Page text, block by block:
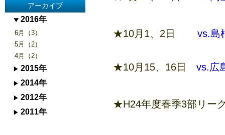
★10月1、2日 vs.島
★10月15、16日 vs.広
★H24年度春季3部リー
アーカイブ
2016年
6月（3）
5月（2）
4月（2）
2015年
2014年
2012年
2011年